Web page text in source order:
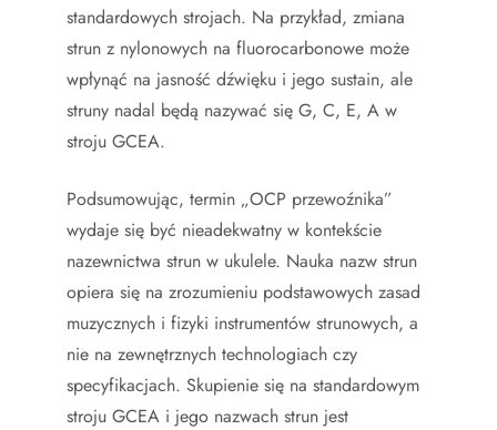
standardowych strojach. Na przykład, zmiana
strun z nylonowych na fluorocarbonowe może
wpłynąć na jasność dźwięku i jego sustain, ale
struny nadal będą nazywać się G, C, E, A w
stroju GCEA.
Podsumowując, termin „OCP przewoźnika”
wydaje się być nieadekwatny w kontekście
nazewnictwa strun w ukulele. Nauka nazw strun
opiera się na zrozumieniu podstawowych zasad
muzycznych i fizyki instrumentów strunowych, a
nie na zewnętrznych technologiach czy
specyfikacjach. Skupienie się na standardowym
stroju GCEA i jego nazwach strun jest